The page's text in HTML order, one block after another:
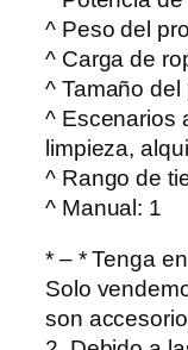
r
o
g
e
r
S
l
m
m
e
^ Peso del
^ Carga de
^ Tamaño del
^ Escenarios
limpieza,
^ Rango de
^ Manual: 1
* – * Tenga
Solo
son